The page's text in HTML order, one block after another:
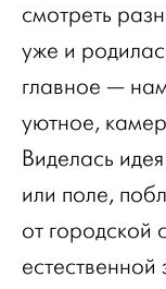
смотреть
уже и
главное — нам
уютное,
Виделась
или поле,
от городской
естественной